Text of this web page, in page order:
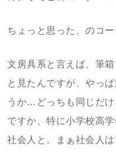
ちょっと思った、のコー
文房具系と言えば、筆
と見たんですが、やっ
うか…どっちも同じだ
ですか、特に小学校高
社会人と。まぁ社会人